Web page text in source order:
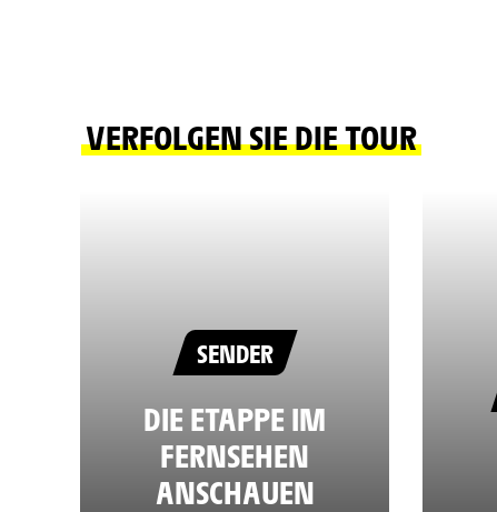
VERFOLGEN SIE DIE TOUR
SENDER
DIE ETAPPE IM
FERNSEHEN
ANSCHAUEN